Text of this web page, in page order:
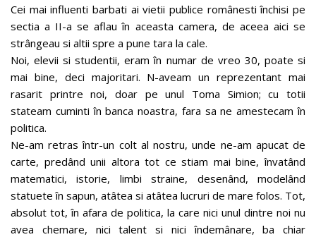
Cei mai influenti barbati ai vietii publice românesti închisi pe
sectia a II-a se aflau în aceasta camera, de aceea aici se
strângeau si altii spre a pune tara la cale.
Noi, elevii si studentii, eram în numar de vreo 30, poate si
mai bine, deci majoritari. N-aveam un reprezentant mai
rasarit printre noi, doar pe unul Toma Simion; cu totii
stateam cuminti în banca noastra, fara sa ne amestecam în
politica.
Ne-am retras într-un colt al nostru, unde ne-am apucat de
carte, predând unii altora tot ce stiam mai bine, învatând
matematici, istorie, limbi straine, desenând, modelând
statuete în sapun, atâtea si atâtea lucruri de mare folos. Tot,
absolut tot, în afara de politica, la care nici unul dintre noi nu
avea chemare, nici talent si nici îndemânare, ba chiar